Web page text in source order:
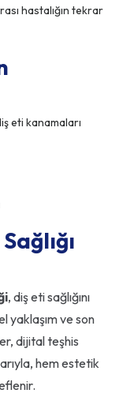
hastalığın tekrar
eti kanamaları
, diş eti sağlığını
yaklaşım ve son
dijital teşhis
hem estetik